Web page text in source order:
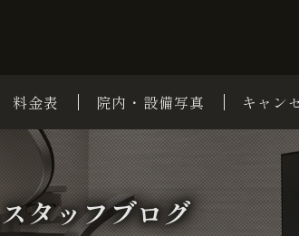
料金表 院内・設備写真 キャン
スタッフブログ